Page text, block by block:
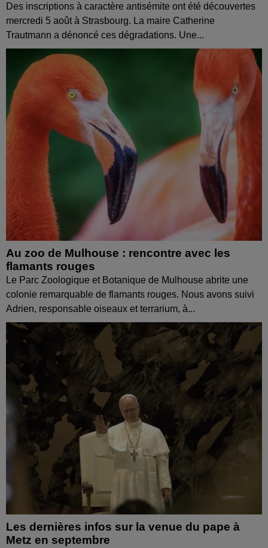
Des inscriptions à caractère antisémite ont été découvertes
mercredi 5 août à Strasbourg. La maire Catherine
Trautmann a dénoncé ces dégradations. Une...
Au zoo de Mulhouse : rencontre avec les
flamants rouges
Le Parc Zoologique et Botanique de Mulhouse abrite une
colonie remarquable de flamants rouges. Nous avons suivi
Adrien, responsable oiseaux et terrarium, à...
Les dernières infos sur la venue du pape à
Metz en septembre